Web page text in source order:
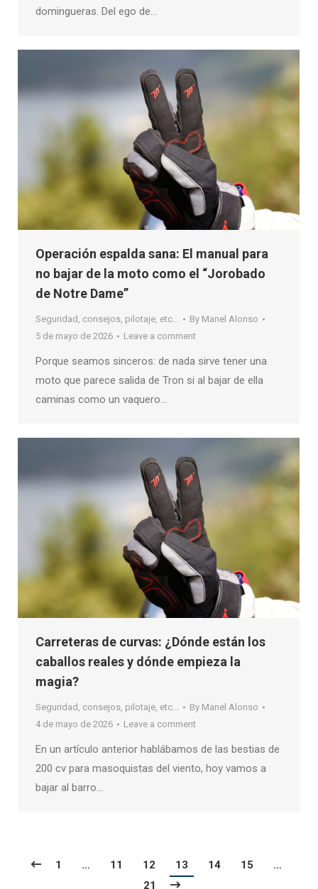
domingueras. Del ego de…
Operación espalda sana: El manual para
no bajar de la moto como el “Jorobado
de Notre Dame”
Seguridad, consejos, pilotaje, etc... By Manel Alonso
5 de mayo de 2026
Leave a comment
Porque seamos sinceros: de nada sirve tener una
moto que parece salida de Tron si al bajar de ella
caminas como un vaquero…
Carreteras de curvas: ¿Dónde están los
caballos reales y dónde empieza la
magia?
Seguridad, consejos, pilotaje, etc... By Manel Alonso
4 de mayo de 2026
Leave a comment
En un artículo anterior hablábamos de las bestias de
200 cv para masoquistas del viento, hoy vamos a
bajar al barro…
1 … 11 12 13 14 15
…
21